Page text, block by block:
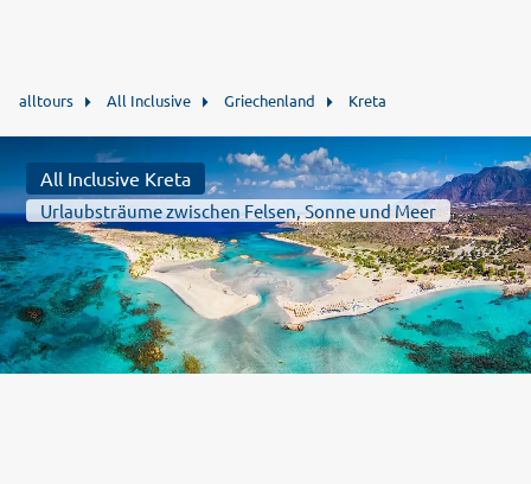
alltours All Inclusive Griechenland Kreta
All Inclusive Kreta
Urlaubsträume zwischen Felsen, Sonne und Meer